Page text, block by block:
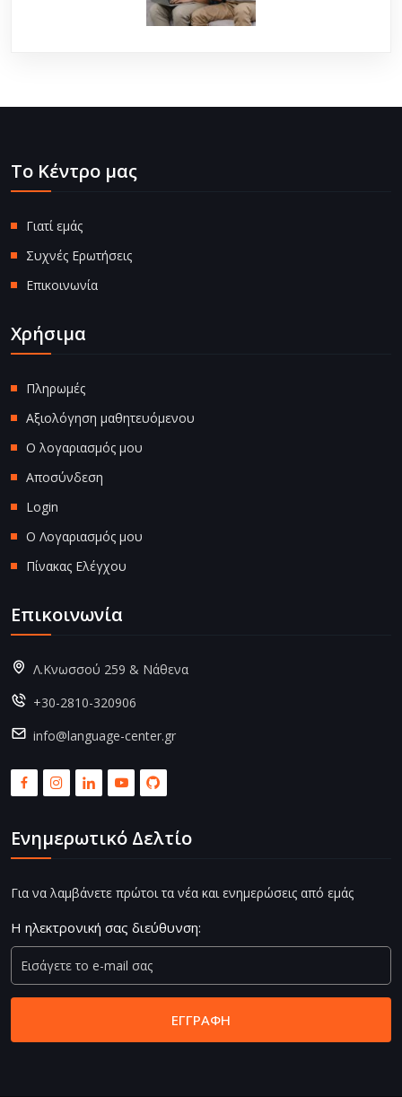
Το Κέντρο μας
Γιατί εμάς
Συχνές Ερωτήσεις
Επικοινωνία
Χρήσιμα
Πληρωμές
Αξιολόγηση μαθητευόμενου
Ο λογαριασμός μου
Αποσύνδεση
Login
Ο Λογαριασμός μου
Πίνακας Ελέγχου
Επικοινωνία
Λ.Κνωσσού 259 & Νάθενα
+30-2810-320906
info@language-center.gr
Ενημερωτικό Δελτίο
Για να λαμβάνετε πρώτοι τα νέα και ενημερώσεις από εμάς
Η ηλεκτρονική σας διεύθυνση:
ΕΓΓΡΑΦΉ